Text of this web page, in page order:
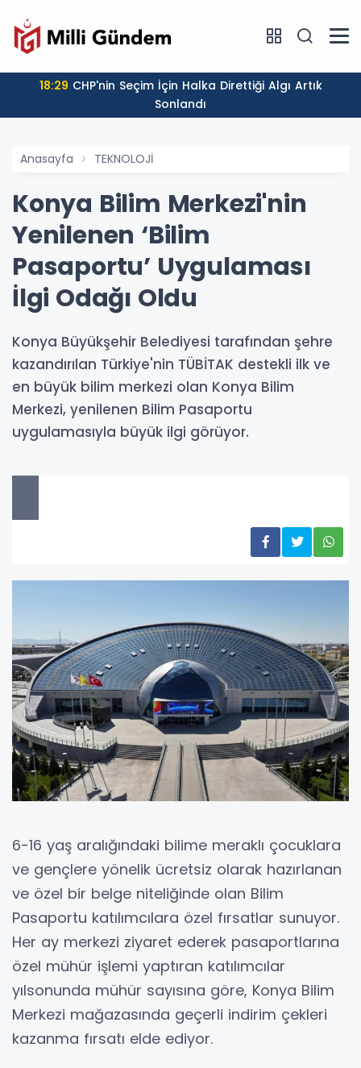
18:29
Sonlandı
Anasayfa TEKNOLOJİ
Konya Bilim Merkezi'nin
Yenilenen ‘Bilim
Pasaportu’ Uygulaması
İlgi Odağı Oldu
Konya Büyükşehir Belediyesi tarafından şehre
kazandırılan Türkiye'nin TÜBİTAK destekli ilk ve
en büyük bilim merkezi olan Konya Bilim
Merkezi, yenilenen Bilim Pasaportu
uygulamasıyla büyük ilgi görüyor.
6-16 yaş aralığındaki bilime meraklı çocuklara
ve gençlere yönelik ücretsiz olarak hazırlanan
ve özel bir belge niteliğinde olan Bilim
Pasaportu katılımcılara özel fırsatlar sunuyor.
Her ay merkezi ziyaret ederek pasaportlarına
özel mühür işlemi yaptıran katılımcılar
yılsonunda mühür sayısına göre, Konya Bilim
Merkezi mağazasında geçerli indirim çekleri
kazanma fırsatı elde ediyor.